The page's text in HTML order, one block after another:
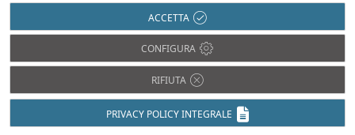
Brera Design Apartment
Brera Design District durante la Milano Design
Week ha presentato il nuovo allestimento del
ACCETTA
CONFIGURA
RIFIUTA
PRIVACY POLICY INTEGRALE